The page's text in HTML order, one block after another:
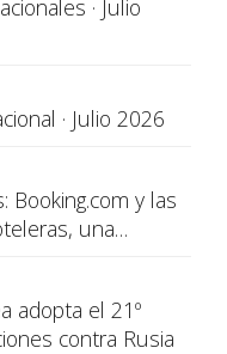
· Julio
· Julio 2026
Booking.com y las
una
adopta el 21º
contra Rusia